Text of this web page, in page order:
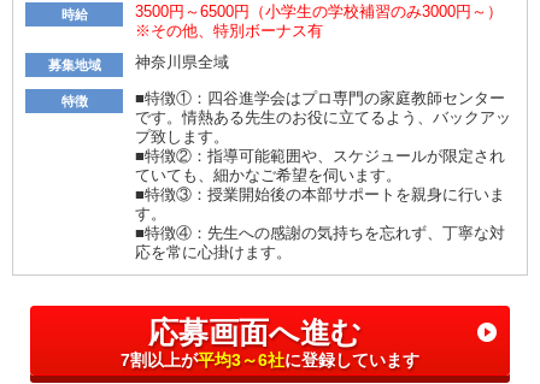
時給
3500円～6500円（小学生の学校補習のみ3000円～）
※その他、特別ボーナス有
募集地域 神奈川県全域
特徴
■特徴①：四谷進学会はプロ専門の家庭教師センター
です。情熱ある先生のお役に立てるよう、バックアッ
プ致します。
■特徴②：指導可能範囲や、スケジュールが限定され
ていても、細かなご希望を伺います。
■特徴③：授業開始後の本部サポートを親身に行いま
す。
■特徴④：先生への感謝の気持ちを忘れず、丁寧な対
応を常に心掛けます。
応募画面へ進む
7割以上が平均3～6社に登録しています